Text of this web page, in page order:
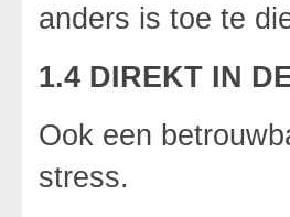
anders is toe te
1.4 DIREKT IN
Ook een
stress.